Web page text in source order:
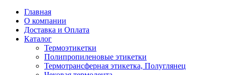
Главная
О компании
Доставка и Оплата
Каталог
Термоэтикетки
Полипропиленовые этикетки
Термотрансферная этикетка, Полуглянец